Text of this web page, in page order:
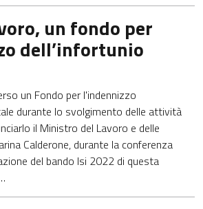
un fondo per
dell’infortunio
un Fondo per l'indennizzo
durante lo svolgimento delle attività
il Ministro del Lavoro e delle
Calderone, durante la conferenza
del bando Isi 2022 di questa